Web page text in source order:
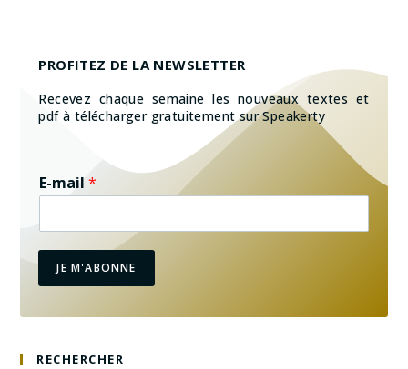
PROFITEZ DE LA NEWSLETTER
Recevez chaque semaine les nouveaux textes et
pdf à télécharger gratuitement sur Speakerty
E-mail*
JE M'ABONNE
RECHERCHER